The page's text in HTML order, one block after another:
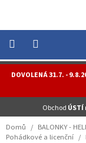
obsah
DOVOLENÁ 31.7. -
Obchod ÚSTÍ
NOVINKY
HELIUM
Domů / BALONKY -
Pohádkové a licenční /